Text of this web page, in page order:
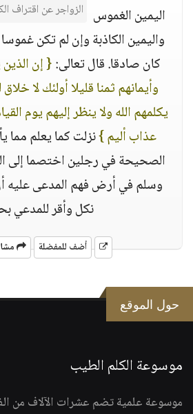
الزواجر عن اقتراف اليمين الغموس
واليمين الكاذبة وإن لم تكن
كان صادقا. قال تعالى:{ إن
وأيمانهم ثمنا قليلا أولئك لا
يكلمهم الله ولا ينظر إليهم يوم
عذاب أليم }نزلت كما يعلم مما
الصحيحة في رجلين اختصما إلى
وسلم في أرض فهم المدعى عليه
نكل وأقر للمدعي
أضف للمفضلة
حول الموقع
موسوعة الكلم الطيب
موسوعة علمية تضم عشرات الآلاف من